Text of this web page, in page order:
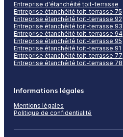
Entreprise d'étanchéité toit-terrasse
Entreprise étanchéité toit-terrasse 75
Entreprise étanchéité toit-terrasse 92
Entreprise étanchéité toit-terrasse 93
Entreprise étanchéité toit-terrasse 94
Entreprise étanchéité toit-terrasse 95
Entreprise étanchéité toit-terrasse 91
Entreprise étanchéité toit-terrasse 77
Entreprise étanchéité toit-terrasse 78
Informations légales
Mentions légales
Politique de confidentialité